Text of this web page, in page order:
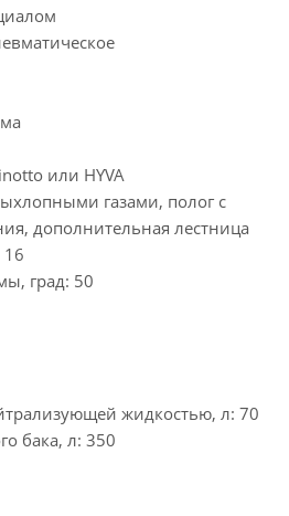
или HYVA
газами, полог с
дополнительная лестница
град: 50
жидкостью, л: 70
бака, л: 350